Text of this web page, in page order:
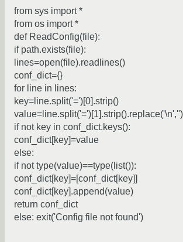
from sys import *
from os import *
def ReadConfig(file):
if path.exists(file):
lines=open(file).readlines()
conf_dict={}
for line in lines:
key=line.split('=')[0].strip()
value=line.split('=')[1].strip().replace('\n','')
if not key in conf_dict.keys():
conf_dict[key]=value
else:
if not type(value)==type(list()):
conf_dict[key]=[conf_dict[key]]
conf_dict[key].append(value)
return conf_dict
else: exit('Config file not found')